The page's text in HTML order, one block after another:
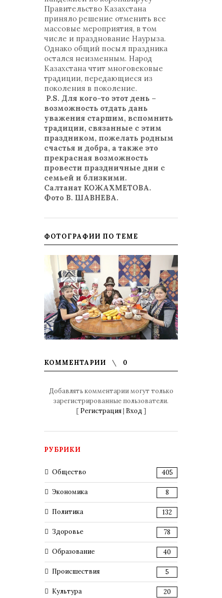
Правительство Казахстана
приняло решение отменить все
массовые мероприятия, в том
числе и празднование Наурыза.
Однако общий посыл праздника
остался неизменным. Народ
Казахстана чтит многовековые
традиции, передающиеся из
поколения в поколение.
P.S. Для кого-то этот день –
возможность отдать дань
уважения старшим, вспомнить
традиции, связанные с этим
праздником, пожелать родным
счастья и добра, а также это
прекрасная возможность
провести праздничные дни с
семьей и близкими.
Салтанат КОЖАХМЕТОВА.
Фото В. ШАВНЕВА.
ФОТОГРАФИИ ПО ТЕМЕ
КОММЕНТАРИИ 0
Добавлять комментарии могут только
зарегистрированные пользователи.
[ Регистрация| Вход ]
РУБРИКИ
Общество 405
Экономика 8
Политика 132
Здоровье 78
Образование 40
Происшествия 5
Культура 20